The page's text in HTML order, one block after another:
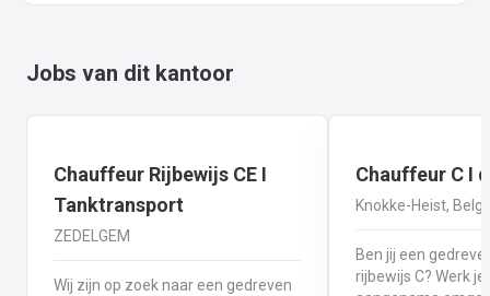
Jobs van dit kantoor
Chauffeur Rijbewijs CE I
Tanktransport
ZEDELGEM
Wij zijn op zoek naar een gedreven
Chauffeur C I
Knokke-Heist,
Ben jij een
rijbewijs C? Werk